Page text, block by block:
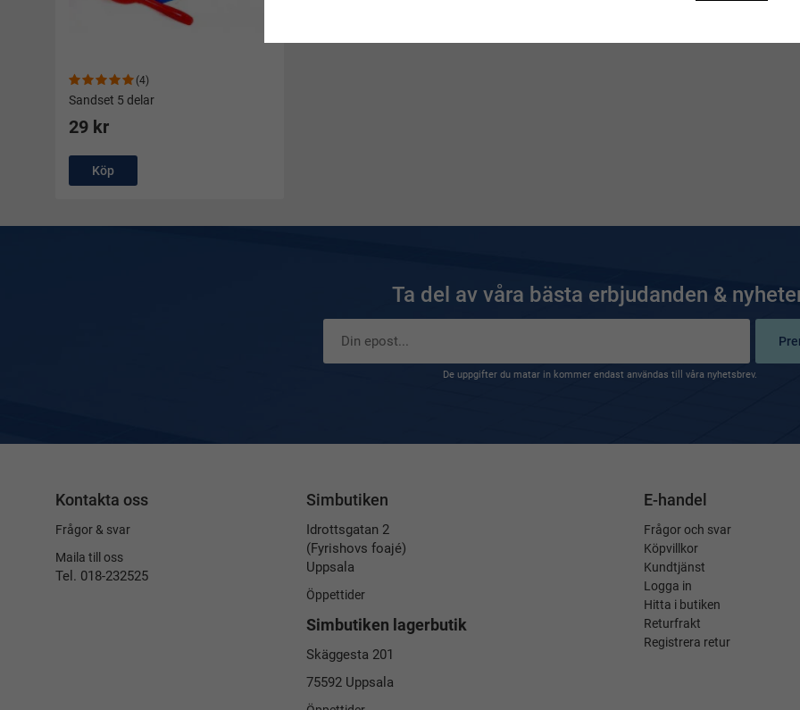
(4)
Sandset 5 delar
29 kr
Köp
Ta del av våra bästa erbjudanden &
De uppgifter du matar in kommer endast användas till våra nyhetsbrev.
Kontakta oss
Frågor & svar
Maila till oss
Tel. 018-232525
Simbutiken
Idrottsgatan 2
(Fyrishovs foajé)
Uppsala
Öppettider
Simbutiken lagerbutik
Skäggesta 201
75592 Uppsala
E-handel
Frågor och svar
Köpvillkor
Kundtjänst
Logga in
Hitta i butiken
Returfrakt
Registrera retur